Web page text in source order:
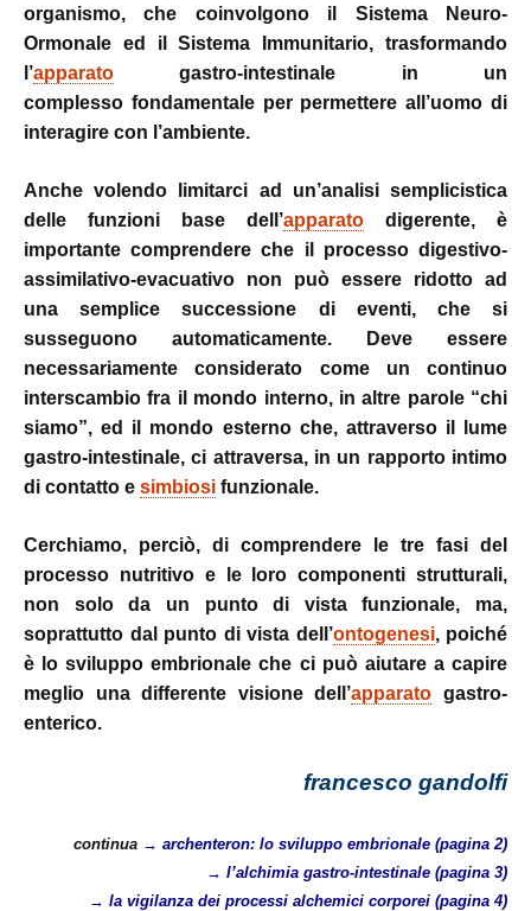
organismo, che coinvolgono il Sistema Neuro-
Ormonale ed il Sistema Immunitario, trasformando
l’apparato gastro-intestinale in un
complesso fondamentale per permettere all’uomo di
interagire con l’ambiente.
Anche volendo limitarci ad un’analisi semplicistica
delle funzioni base dell’apparato digerente, è
importante comprendere che il processo digestivo-
assimilativo-evacuativo non può essere ridotto ad
una semplice successione di eventi, che si
susseguono automaticamente. Deve essere
necessariamente considerato come un continuo
interscambio fra il mondo interno, in altre parole “chi
siamo”, ed il mondo esterno che, attraverso il lume
gastro-intestinale, ci attraversa, in un rapporto intimo
di contatto e simbiosi funzionale.
Cerchiamo, perciò, di comprendere le tre fasi del
processo nutritivo e le loro componenti strutturali,
non solo da un punto di vista funzionale, ma,
soprattutto dal punto di vista dell’ontogenesi, poiché
è lo sviluppo embrionale che ci può aiutare a capire
meglio una differente visione dell’apparato gastro-
enterico.
francesco gandolfi
continua → archenteron: lo sviluppo embrionale (pagina 2)
→ l’alchimia gastro-intestinale (pagina 3)
→ la vigilanza dei processi alchemici corporei (pagina 4)